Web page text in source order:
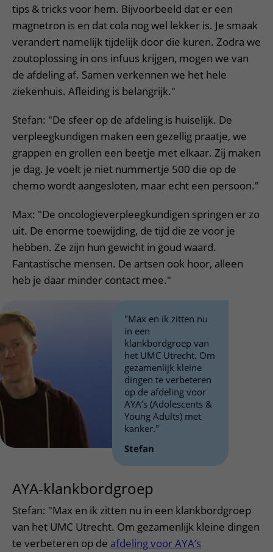
tips & tricks voor hem. Bijvoorbeeld dat er een
magnetron is en dat cola nog wel lekker is. Je smaak
verandert namelijk tijdelijk door die kuren. Zodra we
zoutoplossing in ons infuus krijgen, mogen we van
de afdeling af. Samen verkennen we het hele
ziekenhuis. Afleiding is belangrijk."
Stefan: "De sfeer op de afdeling is huiselijk. De
verpleegkundigen maken een gezellig praatje, we
grappen en grollen een beetje met elkaar. Zij maken
je dag. Je voelt je niet nummertje 500 die op de
chemo wordt aangesloten, maar echt een persoon."
Max: "De oncologieverpleegkundigen springen er zo
uit. De enorme toewijding, de tijd die ze voor je
hebben. Ze zijn hun gewicht in goud waard.
Fantastische mensen. De artsen ook hoor, alleen
heb je daar minder contact mee."
"Max en ik zitten nu
in een
klankbordgroep van
het UMC Utrecht. Om
gezamenlijk kleine
dingen te verbeteren
op de afdeling voor
AYA’s (Adolescents &
Young Adults) met
kanker."
Stefan
AYA-klankbordgroep
Stefan: "Max en ik zitten nu in een klankbordgroep
van het UMC Utrecht. Om gezamenlijk kleine dingen
te verbeteren op de afdeling voor AYA’s